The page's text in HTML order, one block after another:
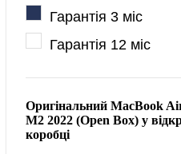
Гарантія 3 міс
Гарантія 12 міс
Оригінальний MacBook
M2 2022 (Open Box) у
коробці